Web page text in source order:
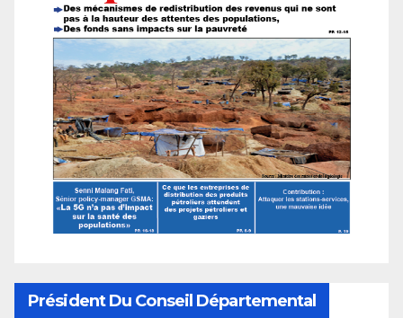
Président Du Conseil Départemental